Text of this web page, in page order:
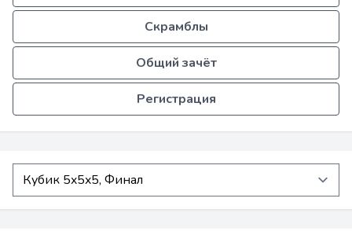
Скрамблы
Общий зачёт
Регистрация